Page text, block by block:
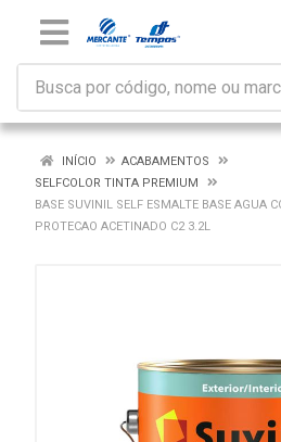
INÍCIO
ACABAMENTOS
SELFCOLOR TINTA PREMIUM
BASE SUVINIL SELF ESMALTE BASE AGUA
PROTECAO ACETINADO C2 3.2L